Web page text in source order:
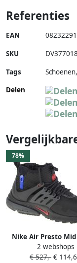
Referenties
EAN
SKU
Tags
Delen
78%
Nike Air Presto
Herenschoenen
Anthracite Racer
2 webshops
€ 527,- €